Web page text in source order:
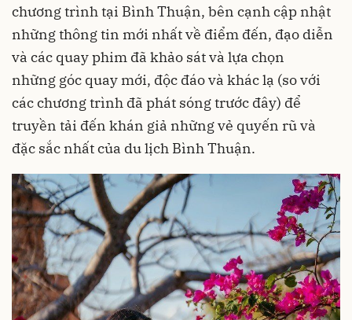
chương trình tại Bình Thuận, bên cạnh cập nhật
những thông tin mới nhất về điểm đến, đạo diễn
và các quay phim đã khảo sát và lựa chọn
những góc quay mới, độc đáo và khác lạ (so với
các chương trình đã phát sóng trước đây) để
truyền tải đến khán giả những vẻ quyến rũ và
đặc sắc nhất của du lịch Bình Thuận.